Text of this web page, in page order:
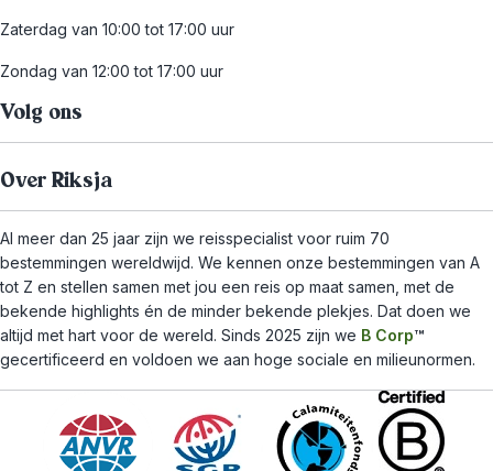
Zaterdag van 10:00 tot 17:00 uur
Zondag van 12:00 tot 17:00 uur
Volg ons
Over Riksja
Al meer dan 25 jaar zijn we reisspecialist voor ruim 70
bestemmingen wereldwijd. We kennen onze bestemmingen van A
tot Z en stellen samen met jou een reis op maat samen, met de
bekende highlights én de minder bekende plekjes. Dat doen we
altijd met hart voor de wereld. Sinds 2025 zijn we B Corp™
gecertificeerd en voldoen we aan hoge sociale en milieunormen.